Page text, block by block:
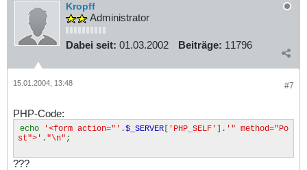
Kropff
Administrator
Dabei seit: 01.03.2002 Beiträge: 11796
#7
15.01.2004, 13:48
PHP-Code:
echo '<form action="' .$_SERVER [ 'PHP_SELF' ]. '" method="Po
st">' . "\n" ;
???